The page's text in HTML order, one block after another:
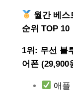
월간 베스
순위 TOP 10
1위: 무선 블
어폰 (29,900
애플